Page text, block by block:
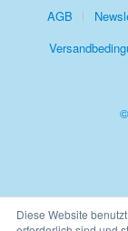
AGB
Diese Website